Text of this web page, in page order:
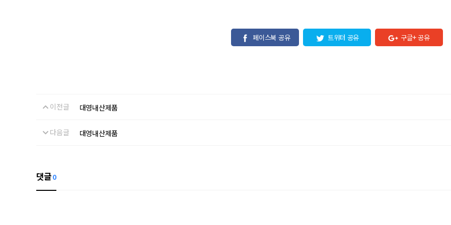
페이스북 공유 트위터 공유 구글+ 공유
이전글 대영내산제품
다음글 대영내산제품
댓글0